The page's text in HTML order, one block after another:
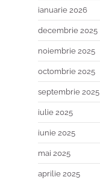
ianuarie 2026
decembrie 2025
noiembrie 2025
octombrie 2025
septembrie 2025
iulie 2025
iunie 2025
mai 2025
aprilie 2025